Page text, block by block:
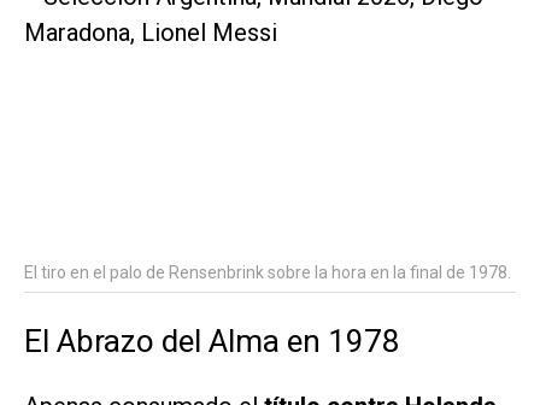
El tiro en el palo de Rensenbrink sobre la hora en la final de 1978.
El Abrazo del Alma en 1978